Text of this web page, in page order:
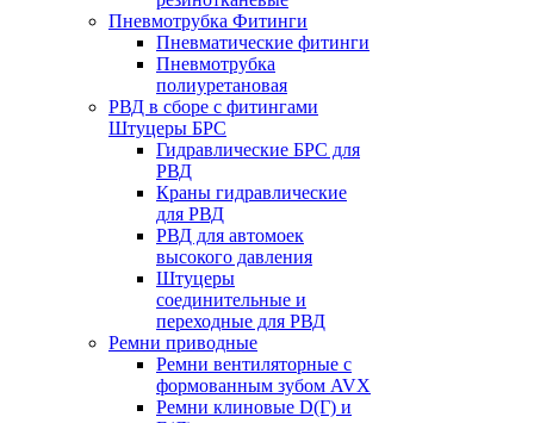
Пневмотрубка Фитинги
Пневматические фитинги
Пневмотрубка
полиуретановая
РВД в сборе с фитингами
Штуцеры БРС
Гидравлические БРС для
РВД
Краны гидравлические
для РВД
РВД для автомоек
высокого давления
Штуцеры
соединительные и
переходные для РВД
Ремни приводные
Ремни вентиляторные с
формованным зубом AVX
Ремни клиновые D(Г) и